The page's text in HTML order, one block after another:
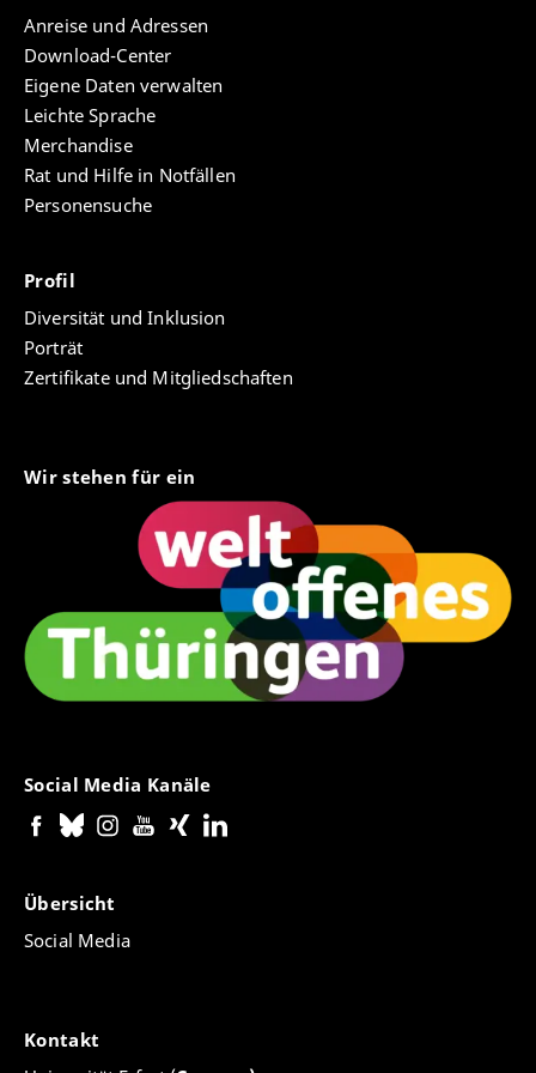
Anreise und Adressen
Download-Center
Eigene Daten verwalten
Leichte Sprache
Merchandise
Rat und Hilfe in Notfällen
Personensuche
Profil
Diversität und Inklusion
Porträt
Zertifikate und Mitgliedschaften
Wir stehen für ein
Social Media Kanäle
Übersicht
Social Media
Kontakt